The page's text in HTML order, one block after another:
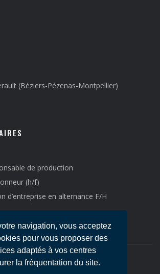
navigation, vous acceptez
pour vous proposer des
adaptés à vos centres
la fréquentation du site.
(Béziers-Pézenas-Montpellier)
de production
(h/f)
d’entreprise en alternance F/H
2021